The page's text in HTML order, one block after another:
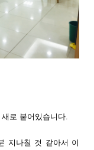
로 붙어있습니다.
지나칠 것 같아서 이